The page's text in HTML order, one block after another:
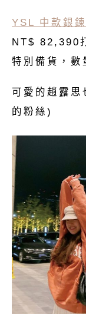
YSL 中款銀
NT$ 82,390
特別備貨，數
可愛的趙露
的粉絲)